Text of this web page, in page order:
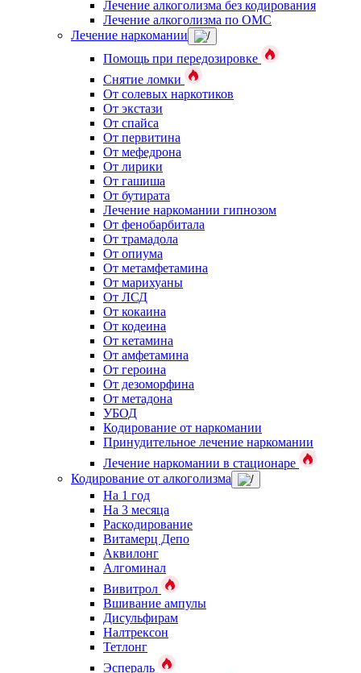
Лечение алкоголизма без кодирования
Лечение алкоголизма по ОМС
Лечение наркомании
Помощь при передозировке
Снятие ломки
От солевых наркотиков
От экстази
От спайса
От первитина
От мефедрона
От лирики
От гашиша
От бутирата
Лечение наркомании гипнозом
От фенобарбитала
От трамадола
От опиума
От метамфетамина
От марихуаны
От ЛСД
От кокаина
От кодеина
От кетамина
От амфетамина
От героина
От дезоморфина
От метадона
УБОД
Кодирование от наркомании
Принудительное лечение наркомании
Лечение наркомании в стационаре
Кодирование от алкоголизма
На 1 год
На 3 месяца
Раскодирование
Витамерц Депо
Аквилонг
Алгоминал
Вивитрол
Вшивание ампулы
Дисульфирам
Налтрексон
Тетлонг
Эспераль